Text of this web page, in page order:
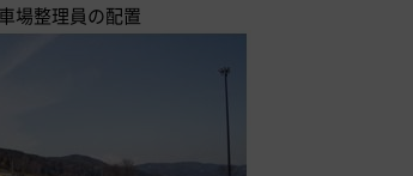
場整理員の配置